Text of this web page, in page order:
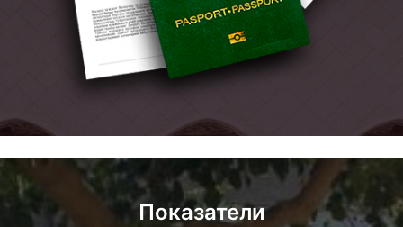
Показатели